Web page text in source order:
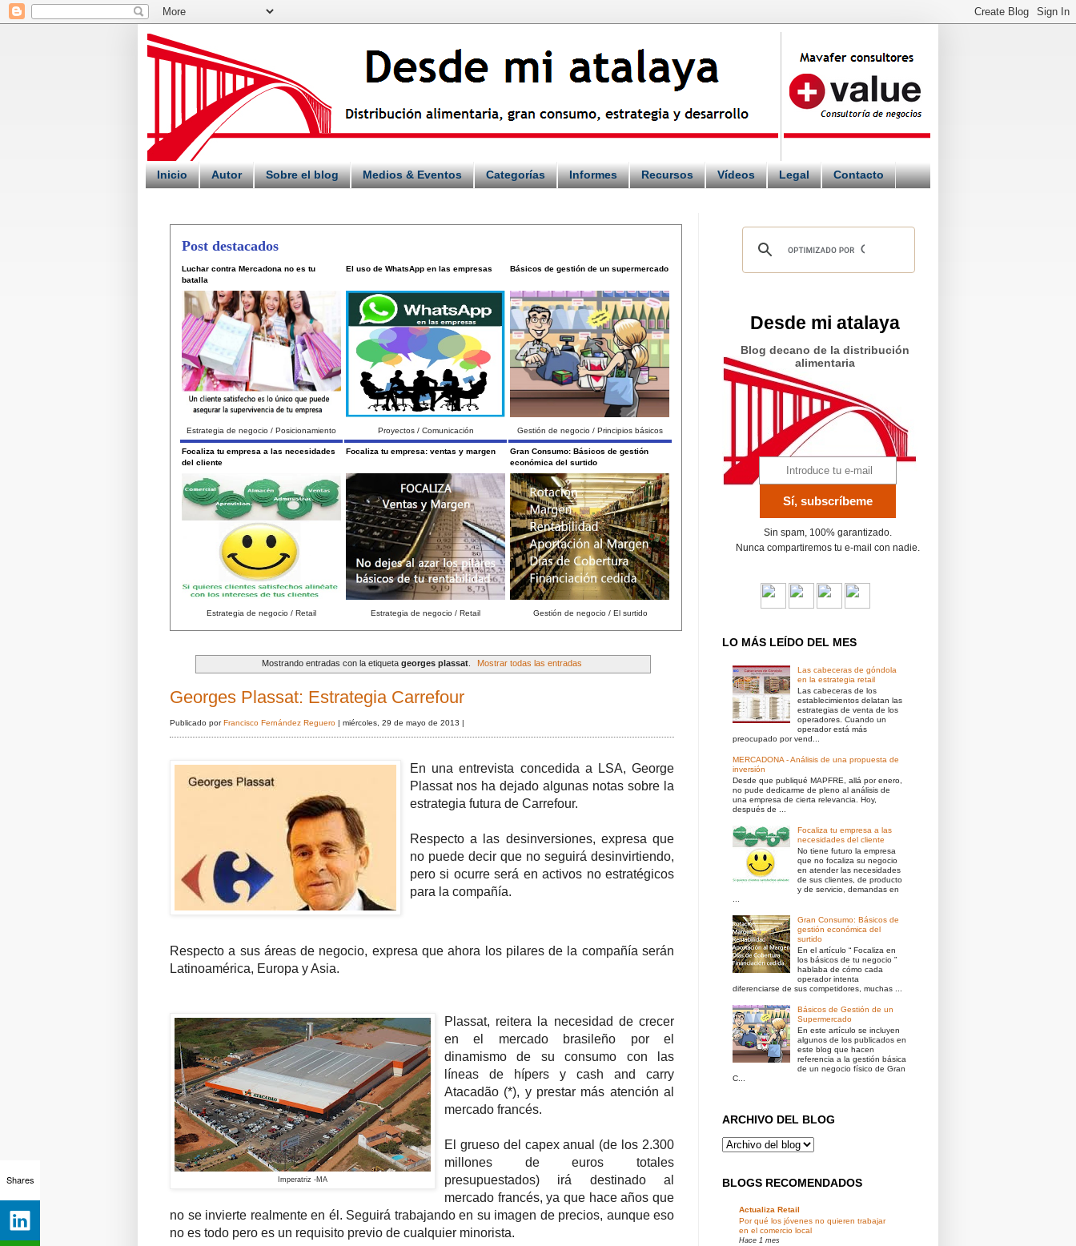
Inicio Autor Sobre el blog Medios & Eventos Categorías Informes Recursos Vídeos Legal Contacto
Post destacados
Luchar contra Mercadona no es tu
batalla
El uso de WhatsApp en las empresas Básicos de gestión de un supermercado
Estrategia de negocio / Posicionamiento Proyectos / Comunicación Gestión de negocio / Principios básicos
Focaliza tu empresa a las necesidades
del cliente
Focaliza tu empresa: ventas y margen
Gran Consumo: Básicos de gestión
económica del surtido
Estrategia de negocio / Retail Estrategia de negocio / Retail Gestión de negocio / El surtido
Mostrando entradas con la etiquetageorges plassat Mostrar todas las entradas
Georges Plassat: Estrategia Carrefour
Publicado porFrancisco Fernández Reguero | miércoles, 29 de mayo de 2013 |
En una entrevista concedida a LSA, George
Plassat nos ha dejado algunas notas sobre la
estrategia futura de Carrefour.
Respecto a las desinversiones, expresa que
no puede decir que no seguirá desinvirtiendo,
pero si ocurre será en activos no estratégicos
para la compañía.
Respecto a sus áreas de negocio, expresa que ahora los pilares de la compañía serán
Latinoamérica, Europa y Asia.
Imperatriz -MA
Plassat, reitera la necesidad de crecer
en el mercado brasileño por el
dinamismo de su consumo con las
líneas de hípers y cash and carry
Atacadão (*), y prestar más atención al
mercado francés.
El grueso del capex anual (de los 2.300
millones de euros totales
presupuestados) irá destinado al
mercado francés, ya que hace años que
no se invierte realmente en él. Seguirá trabajando en su imagen de precios, aunque eso
no es todo pero es un requisito previo de cualquier minorista.
Desde mi atalaya
Blog decano de la distribución
alimentaria
Sin spam, 100% garantizado.
Nunca compartiremos tu e-mail con nadie.
LO MÁS LEÍDO DEL MES
Las cabeceras de góndola
en la estrategia retail
Las cabeceras de los
establecimientos delatan las
estrategias de venta de los
operadores. Cuando un
operador está más
preocupado por vend...
MERCADONA - Análisis de una propuesta de
inversión
Desde que publiqué MAPFRE, allá por enero,
no pude dedicarme de pleno al análisis de
una empresa de cierta relevancia. Hoy,
después de ...
Focaliza tu empresa a las
necesidades del cliente
No tiene futuro la empresa
que no focaliza su negocio
en atender las necesidades
de sus clientes, de producto
y de servicio, demandas en
Gran Consumo: Básicos de
gestión económica del
surtido
En el artículo “ Focaliza en
los básicos de tu negocio ”
hablaba de cómo cada
operador intenta
diferenciarse de sus competidores, muchas ...
Básicos de Gestión de un
Supermercado
En este artículo se incluyen
algunos de los publicados en
este blog que hacen
referencia a la gestión básica
de un negocio físico de Gran
C...
ARCHIVO DEL BLOG
BLOGS RECOMENDADOS
Actualiza Retail
Por qué los jóvenes no quieren trabajar
en el comercio local
Hace 1 mes
Shares